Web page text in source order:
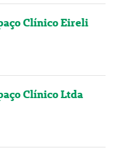
Clínico Eireli
Clínico Ltda